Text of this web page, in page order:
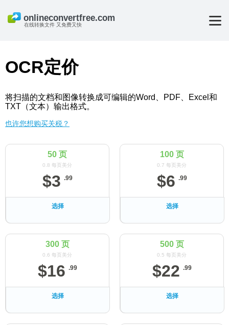
在线转换文件 又免费又快
OCR定价
将扫描的文档和图像转换成可编辑的Word、PDF、Excel和
TXT（文本）输出格式。
也许您想购买关税？
50 页
0.8 每页美分
$3 .99
选择
100 页
0.7 每页美分
$6 .99
选择
300 页
0.6 每页美分
$16 .99
选择
500 页
0.5 每页美分
$22 .99
选择